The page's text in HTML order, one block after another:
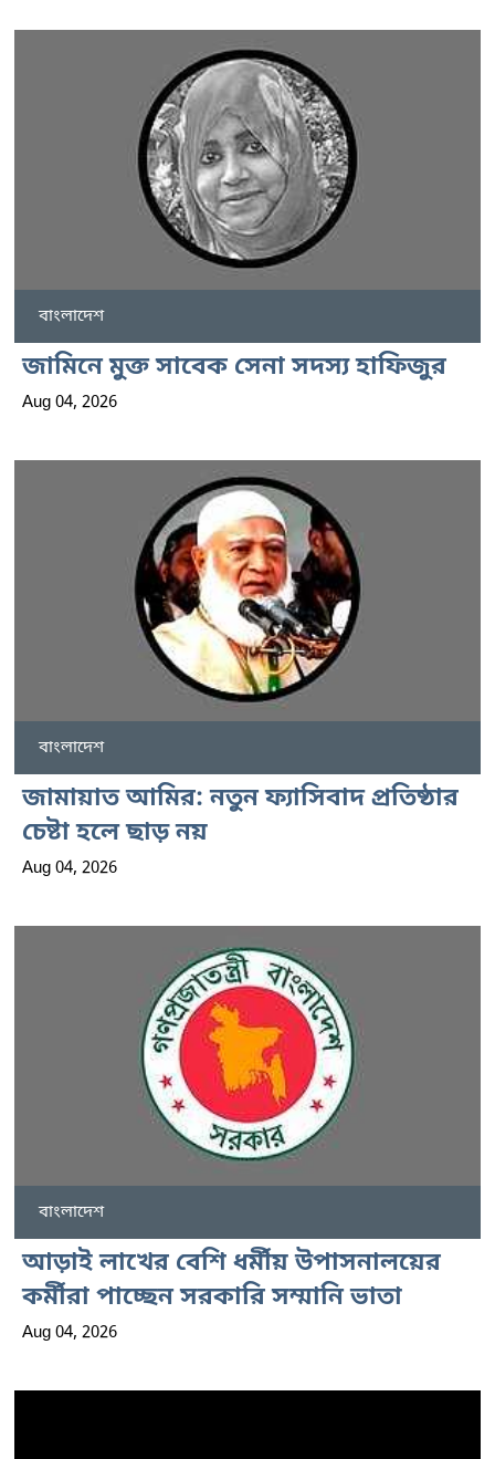
বাংলাদেশ
জামিনে মুক্ত সাবেক সেনা সদস্য হাফিজুর
Aug 04, 2026
বাংলাদেশ
জামায়াত আমির: নতুন ফ্যাসিবাদ প্রতিষ্ঠার
চেষ্টা হলে ছাড় নয়
Aug 04, 2026
বাংলাদেশ
আড়াই লাখের বেশি ধর্মীয় উপাসনালয়ের
কর্মীরা পাচ্ছেন সরকারি সম্মানি ভাতা
Aug 04, 2026